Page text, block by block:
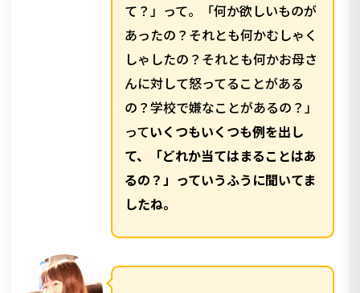
て？」って。「何か欲しいものが
あったの？それとも何かむしゃく
しゃしたの？それとも何かお母さ
んに対して怒ってることがある
の？学校で嫌なことがあるの？」
っていくつもいくつも例を出し
て、「どれか当てはまることはあ
るの？」っていうふうに聞いてま
したね。